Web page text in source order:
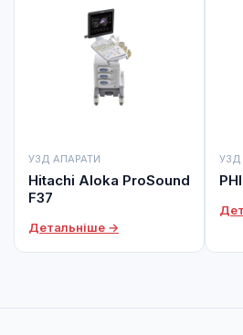
УЗД АПАРАТИ
Hitachi Aloka ProSound
F37
Детальніше →
УЗД